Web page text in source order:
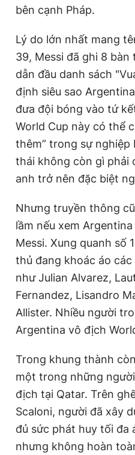
bên cạnh Pháp.
Lý do lớn nhất mang
39, Messi đã ghi 8 bàn
dẫn đầu danh sách
định siêu sao
đưa đội bóng vào tứ
World Cup này có thể
thêm” trong sự nghiệp
thái không còn gì phải
anh trở nên đặc biệt
Nhưng truyền thông
lầm nếu xem
Messi. Xung quanh số
thủ đang khoác áo các
như Julian Alvarez,
Fernandez, Lisandro
Allister. Nhiều người
Argentina vô địch
Trong khung thành
một trong những
địch tại Qatar. Trên
Scaloni, người đã xây
đủ sức phát huy tối đa
nhưng không hoàn